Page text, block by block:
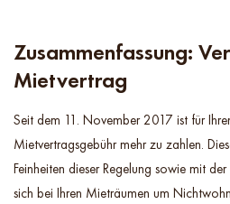
Zusammenfassung:
Mietvertrag
Seit dem 11. November 2017 ist für
Mietvertragsgebühr mehr zu zahlen.
Feinheiten dieser Regelung sowie mit
sich bei Ihren Mieträumen um